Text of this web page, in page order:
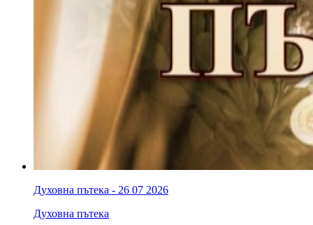
Духовна пътека - 26 07 2026
Духовна пътека